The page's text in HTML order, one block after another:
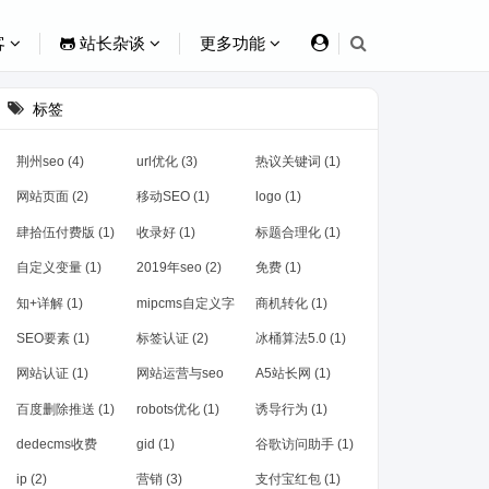
站长杂谈 更多功能
标签
荆州seo (4) url优化 (3) 热议关键词 (1)
网站页面 (2) 移动SEO (1) logo (1)
肆拾伍付费版 (1) 收录好 (1) 标题合理化 (1)
自定义变量 (1) 2019年seo (2) 免费 (1)
知+详解 (1) mipcms自定义字
段 (1)
商机转化 (1)
SEO要素 (1) 标签认证 (2) 冰桶算法5.0 (1)
网站认证 (1) 网站运营与seo
(1)
A5站长网 (1)
百度删除推送 (1) robots优化 (1) 诱导行为 (1)
dedecms收费
(1)
gid (1) 谷歌访问助手 (1)
ip (2) 营销 (3) 支付宝红包 (1)